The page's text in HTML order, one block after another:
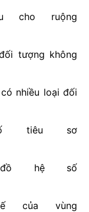
cho ruộng
tượng không
nhiều loại đối
tiêu sơ
đồ hệ số
của vùng